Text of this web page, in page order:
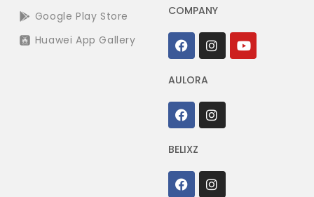
Google Play Store
Huawei App Gallery
COMPANY
AULORA
BELIXZ